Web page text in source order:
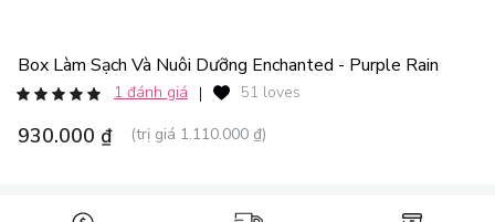
Box Làm Sạch Và Nuôi Dưỡng Enchanted - Purple Rain
1 đánh giá | 51 loves
930.000 ₫ (trị giá 1.110.000 ₫)